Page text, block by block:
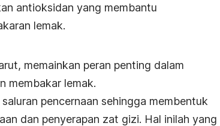
antioksidan yang membantu
lemak.
memainkan peran penting dalam
membakar lemak.
pencernaan sehingga membentuk
dan penyerapan zat gizi. Hal inilah yang